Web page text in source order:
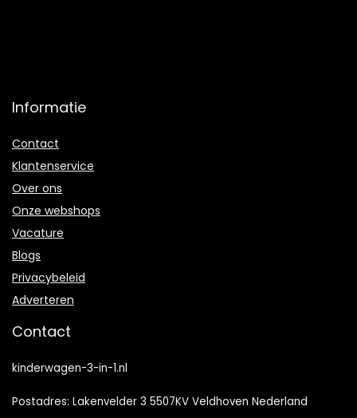
Informatie
Contact
Klantenservice
Over ons
Onze webshops
Vacature
Blogs
Privacybeleid
Adverteren
Contact
kinderwagen-3-in-1.nl
Postadres: Lakenvelder 3 5507KV Veldhoven Nederland